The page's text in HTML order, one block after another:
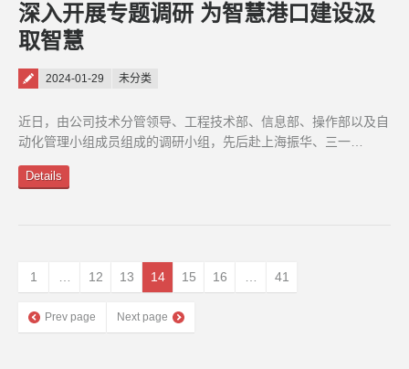
深入开展专题调研 为智慧港口建设汲
取智慧
Posted on
2024-01-29 未分类
近日，由公司技术分管领导、工程技术部、信息部、操作部以及自
动化管理小组成员组成的调研小组，先后赴上海振华、三一…
Details
1 … 12 13 14 15 16 … 41
Prev page Next page